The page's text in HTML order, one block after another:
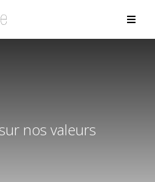
nos valeurs